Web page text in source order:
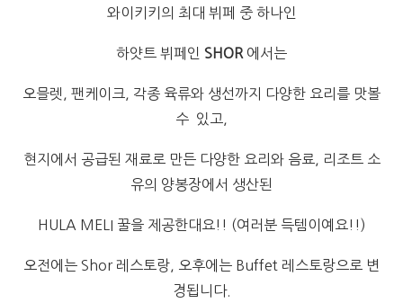
와이키키의 최대 뷔페 중 하나인
하얏트 뷔페인 SHOR 에서는
오믈렛, 팬케이크, 각종 육류와 생선까지 다양한 요리를 맛볼
수 있고,
현지에서 공급된 재료로 만든 다양한 요리와 음료, 리조트 소
유의 양봉장에서 생산된
HULA MELI 꿀을 제공한대요!! (여러분 득템이예요!!)
오전에는 Shor 레스토랑, 오후에는 Buffet 레스토랑으로 변
경됩니다.